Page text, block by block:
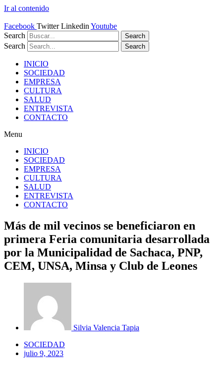
Ir al contenido
Facebook Twitter Linkedin Youtube
Search
Search
Search Search
INICIO
SOCIEDAD
EMPRESA
CULTURA
SALUD
ENTREVISTA
CONTACTO
Menu
INICIO
SOCIEDAD
EMPRESA
CULTURA
SALUD
ENTREVISTA
CONTACTO
Más de mil vecinos se beneficiaron en
primera Feria comunitaria desarrollada
por la Municipalidad de Sachaca, PNP,
CEM, UNSA, Minsa y Club de Leones
Silvia Valencia Tapia
SOCIEDAD
julio 9, 2023